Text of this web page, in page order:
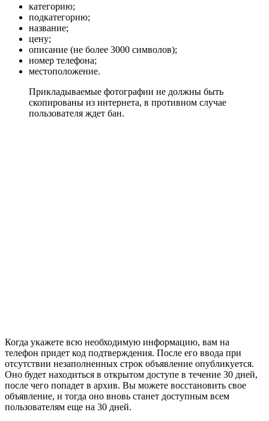
категорию;
подкатегорию;
название;
цену;
описание (не более 3000 символов);
номер телефона;
местоположение.
Прикладываемые фотографии не должны быть
скопированы из интернета, в противном случае
пользователя ждет бан.
Когда укажете всю необходимую информацию, вам на
телефон придет код подтверждения. После его ввода при
отсутствии незаполненных строк объявление опубликуется.
Оно будет находиться в открытом доступе в течение 30 дней,
после чего попадет в архив. Вы можете восстановить свое
объявление, и тогда оно вновь станет доступным всем
пользователям еще на 30 дней.